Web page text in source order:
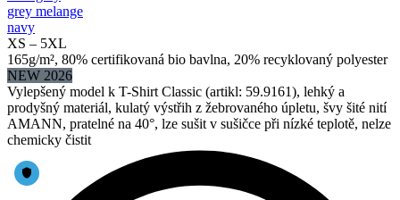
grey melange
navy
XS – 5XL
165g/m², 80% certifikovaná bio bavlna, 20% recyklovaný polyester
NEW 2026
Vylepšený model k T-Shirt Classic (artikl: 59.9161), lehký a
prodyšný materiál, kulatý výstřih z žebrovaného úpletu, švy šité nití
AMANN, pratelné na 40°, lze sušit v sušičce při nízké teplotě, nelze
chemicky čistit